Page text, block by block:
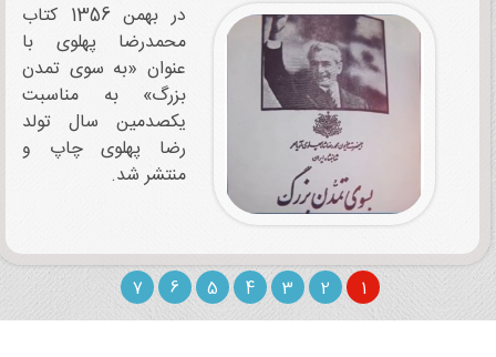
در بهمن 1356 کتاب
محمدرضا پهلوی با
عنوان «به سوی تمدن
بزرگ» به مناسبت
یکصدمین سال تولد
رضا پهلوی چاپ و
منتشر شد.
2
3
4
5
6
7